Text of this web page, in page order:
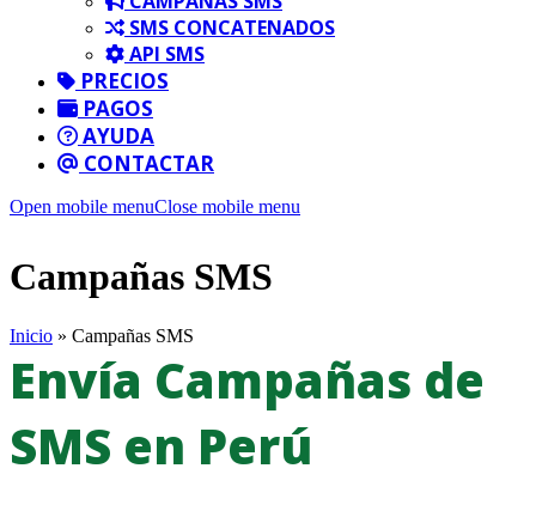
SMS CONCATENADOS
API SMS
PRECIOS
PAGOS
AYUDA
CONTACTAR
Open mobile menuClose mobile menu
Campañas SMS
Inicio » Campañas SMS
Envía Campañas de
SMS en Perú